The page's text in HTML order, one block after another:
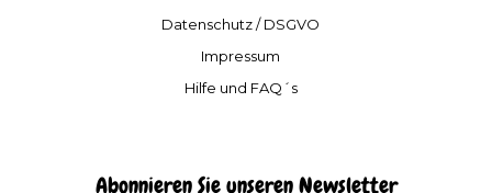
Datenschutz / DSGVO
Impressum
Hilfe und FAQ´s
Abonnieren Sie unseren Newsletter